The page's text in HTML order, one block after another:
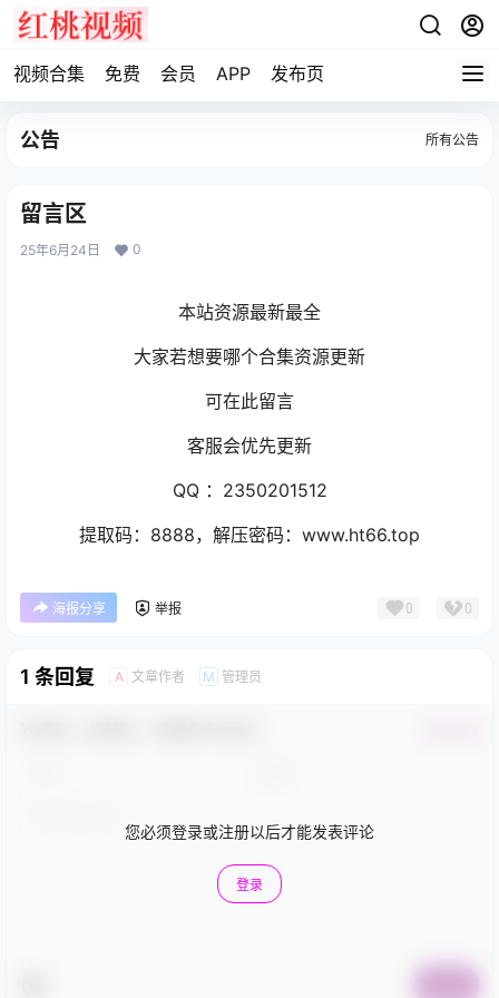
视频合集 免费 会员 APP 发布页
公告 所有公告
留言区
25年6月24日 0
本站资源最新最全
大家若想要哪个合集资源更新
可在此留言
客服会优先更新
QQ ：2350201512
提取码：8888，解压密码：www.ht66.top
海报分享 举报 0 0
1 条回复 A 文章作者 M 管理员
您必须登录或注册以后才能发表评论
登录